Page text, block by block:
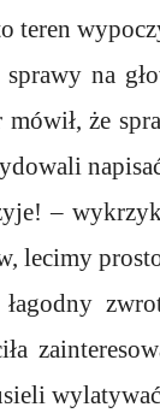
teren
sprawy na
mówił, że
–
lecimy
łagodny